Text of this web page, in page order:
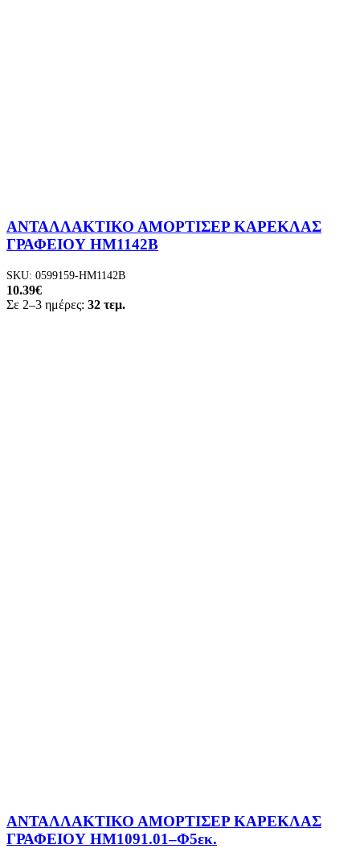
ΑΝΤΑΛΛΑΚΤΙΚΟ ΑΜΟΡΤΙΣΕΡ ΚΑΡΕΚΛΑΣ
ΓΡΑΦΕΙΟΥ HM1142B
SKU: 0599159-HM1142B
10.39€
Σε 2–3 ημέρες: 32 τεμ.
ΑΝΤΑΛΛΑΚΤΙΚΟ ΑΜΟΡΤΙΣΕΡ ΚΑΡΕΚΛΑΣ
ΓΡΑΦΕΙΟΥ HM1091.01–Φ5εκ.